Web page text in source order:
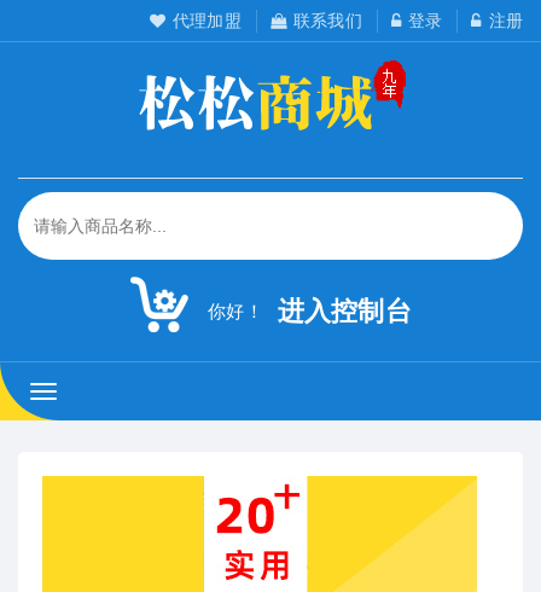
代理加盟 联系我们 登录 注册
你好！ 进入控制台
松
松
室